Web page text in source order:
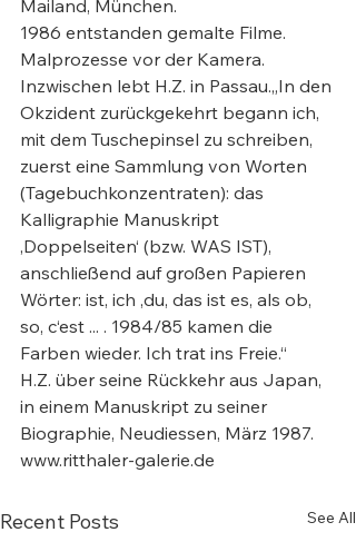
Mailand, München.
1986 entstanden gemalte Filme.
Malprozesse vor der Kamera.
Inzwischen lebt H.Z. in Passau.„In den
Okzident zurückgekehrt begann ich,
mit dem Tuschepinsel zu schreiben,
zuerst eine Sammlung von Worten
(Tagebuchkonzentraten): das
Kalligraphie Manuskript
‚Doppelseiten‘ (bzw. WAS IST),
anschließend auf großen Papieren
Wörter: ist, ich ,du, das ist es, als ob,
so, c‘est ... . 1984/85 kamen die
Farben wieder. Ich trat ins Freie.“
H.Z. über seine Rückkehr aus Japan,
in einem Manuskript zu seiner
Biographie, Neudiessen, März 1987.
www.ritthaler-galerie.de
Recent Posts See All